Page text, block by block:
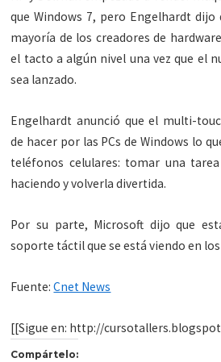
que Windows 7, pero Engelhardt dijo
mayoría de los creadores de
el tacto a algún nivel una vez que el
sea lanzado.
Engelhardt anunció que el multi-
de hacer por las PCs de Windows lo
teléfonos celulares: tomar una
haciendo y volverla divertida.
Por su parte, Microsoft dijo que
soporte táctil que se está viendo en
Fuente:Cnet News
[[Sigue en: http://
Compártelo: